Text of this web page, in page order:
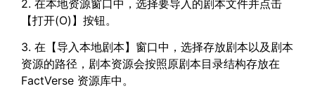
2. 在本地资源窗口中，选择要导入的剧本文件并点击
【打开(O)】按钮。
3. 在【导入本地剧本】窗口中，选择存放剧本以及剧本
资源的路径，剧本资源会按照原剧本目录结构存放在
FactVerse 资源库中。